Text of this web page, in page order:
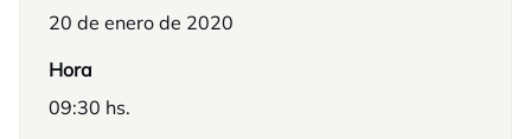
20 de enero de 2020
Hora
09:30 hs.